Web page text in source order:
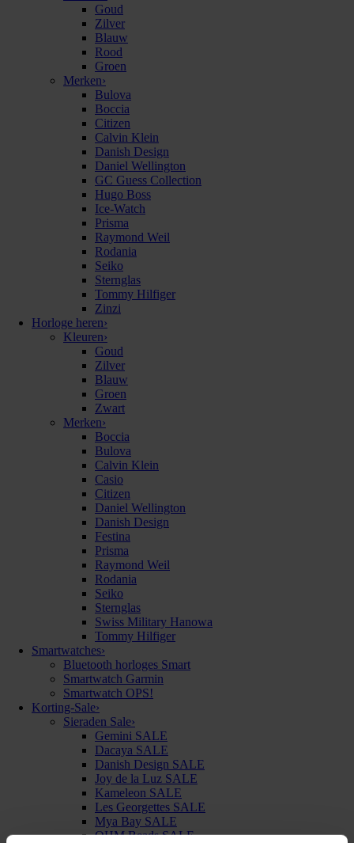
Goud
Zilver
Blauw
Rood
Groen
Merken›
Bulova
Boccia
Citizen
Calvin Klein
Danish Design
Daniel Wellington
GC Guess Collection
Hugo Boss
Ice-Watch
Prisma
Raymond Weil
Rodania
Seiko
Sternglas
Tommy Hilfiger
Zinzi
Horloge heren›
Kleuren›
Goud
Zilver
Blauw
Groen
Zwart
Merken›
Boccia
Bulova
Calvin Klein
Casio
Citizen
Daniel Wellington
Danish Design
Festina
Prisma
Raymond Weil
Rodania
Seiko
Sternglas
Swiss Military Hanowa
Tommy Hilfiger
Smartwatches›
Bluetooth horloges Smart
Smartwatch Garmin
Smartwatch OPS!
Korting-Sale›
Sieraden Sale›
Gemini SALE
Dacaya SALE
Danish Design SALE
Joy de la Luz SALE
Kameleon SALE
Les Georgettes SALE
Mya Bay SALE
OHM Beads SALE